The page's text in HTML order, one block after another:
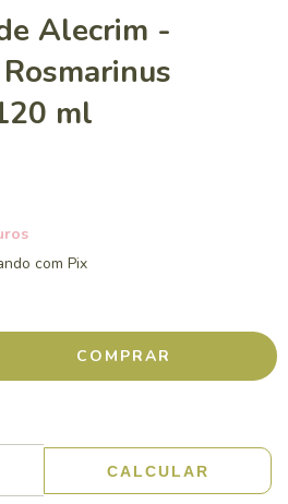
Alecrim -
ml
com Pix
CALCULAR